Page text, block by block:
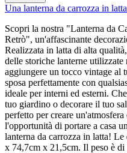
Una lanterna da carrozza in
Scopri la nostra "Lanterna da
Retrò", un'affascinante
Realizzata in latta di alta
delle storiche lanterne utilizzate
aggiungere un tocco vintage al
sposa perfettamente con
ideale per interni ed esterni.
tuo giardino o decorare il tuo
perfetto per creare
l'opportunità di portare a casa
lanterna da carrozza in latta!
x 74,7cm x 21,5cm. Il peso è di